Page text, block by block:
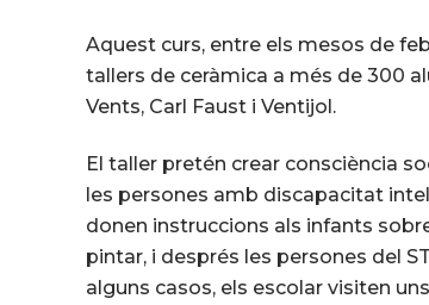
Aquest curs, entre els mesos de
tallers de ceràmica a més de 300
Vents, Carl Faust i Ventijol.
El taller pretén crear consciència
les persones amb discapacitat
donen instruccions als infants
pintar, i després les persones del
alguns casos, els escolar visiten